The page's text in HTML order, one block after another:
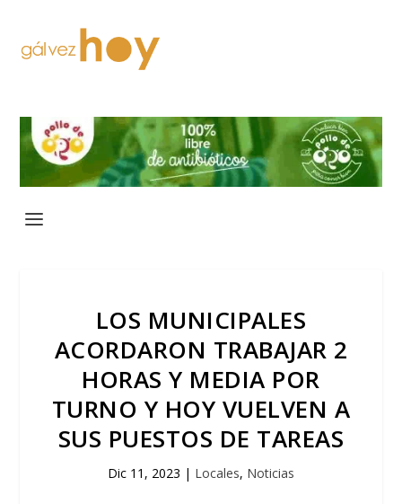
LOS MUNICIPALES
ACORDARON TRABAJAR 2
HORAS Y MEDIA POR
TURNO Y HOY VUELVEN A
SUS PUESTOS DE TAREAS
Dic 11, 2023 | Locales, Noticias